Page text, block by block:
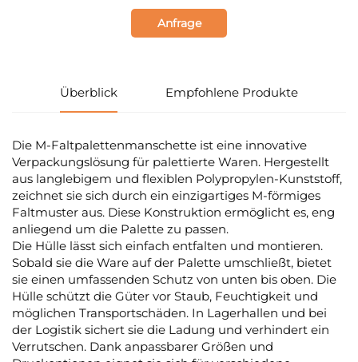
Anfrage
Überblick Empfohlene Produkte
Die M-Faltpalettenmanschette ist eine innovative
Verpackungslösung für palettierte Waren. Hergestellt
aus langlebigem und flexiblen Polypropylen-Kunststoff,
zeichnet sie sich durch ein einzigartiges M-förmiges
Faltmuster aus. Diese Konstruktion ermöglicht es, eng
anliegend um die Palette zu passen.
Die Hülle lässt sich einfach entfalten und montieren.
Sobald sie die Ware auf der Palette umschließt, bietet
sie einen umfassenden Schutz von unten bis oben. Die
Hülle schützt die Güter vor Staub, Feuchtigkeit und
möglichen Transportschäden. In Lagerhallen und bei
der Logistik sichert sie die Ladung und verhindert ein
Verrutschen. Dank anpassbarer Größen und